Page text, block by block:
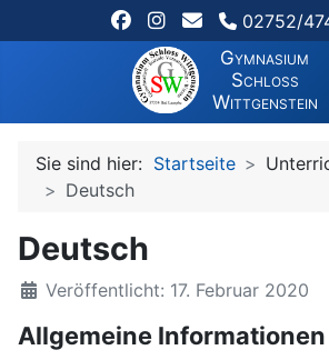
02752/
Gymnasium
Schloss
Wittgenstein
Sie sind hier: Startseite
Deutsch
Deutsch
Veröffentlicht: 17. Februar 2020
Allgemeine Informationen